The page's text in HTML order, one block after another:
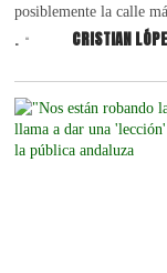
posiblemente la calle
. CRISTIAN